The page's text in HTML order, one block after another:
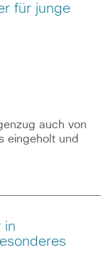
für junge
auch von
eingeholt und
in